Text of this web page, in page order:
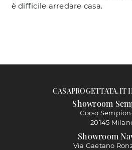
è difficile arredare casa.
CASAPROGETTATA.IT
Showroom
Corso
20145
Showroom
Via Gaetano